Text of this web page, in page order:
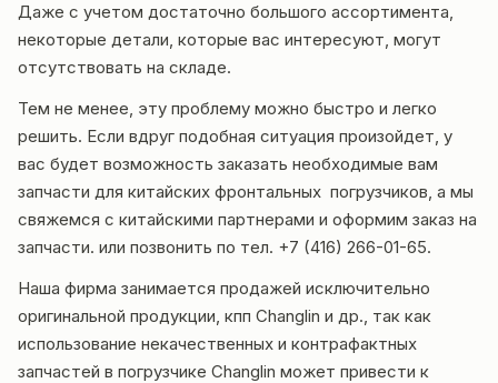
Даже с учетом достаточно большого ассортимента,
некоторые детали, которые вас интересуют, могут
отсутствовать на складе.
Тем не менее, эту проблему можно быстро и легко
решить. Если вдруг подобная ситуация произойдет, у
вас будет возможность заказать необходимые вам
запчасти для китайских фронтальных погрузчиков, а мы
свяжемся с китайскими партнерами и оформим заказ на
запчасти. или позвонить по тел. +7 (416) 266-01-65.
Наша фирма занимается продажей исключительно
оригинальной продукции, кпп Changlin и др., так как
использование некачественных и контрафактных
запчастей в погрузчике Changlin может привести к